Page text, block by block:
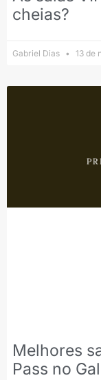
cheias?
Gabriel Dias 13 de
Melhores
Pass no